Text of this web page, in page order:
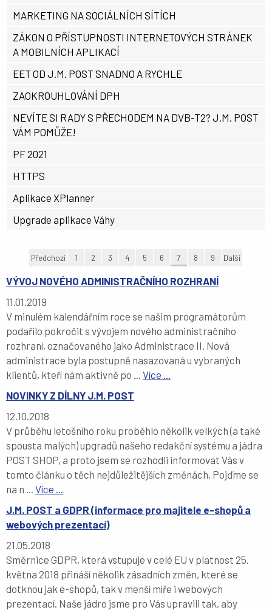
MARKETING NA SOCIÁLNÍCH SÍTÍCH
ZÁKON O PŘÍSTUPNOSTI INTERNETOVÝCH STRÁNEK
A MOBILNÍCH APLIKACÍ
EET OD J.M. POST SNADNO A RYCHLE
ZAOKROUHLOVÁNÍ DPH
NEVÍTE SI RADY S PŘECHODEM NA DVB-T2? J.M. POST
VÁM POMŮŽE!
PF 2021
HTTPS
Aplikace XPlanner
Upgrade aplikace Váhy
Předchozí 1 2 3 4 5 6 7 8 9 Další
VÝVOJ NOVÉHO ADMINISTRAČNÍHO ROZHRANÍ
11.01.2019
V minulém kalendářním roce se našim programátorům
podařilo pokročit s vývojem nového administračního
rozhraní, označovaného jako Administrace II. Nová
administrace byla postupně nasazovaná u vybraných
klientů, kteří nám aktivně po ... Více ...
NOVINKY Z DÍLNY J.M. POST
12.10.2018
V průběhu letošního roku proběhlo několik velkých (a také
spousta malých) upgradů našeho redakční systému a jádra
POST SHOP, a proto jsem se rozhodli informovat Vás v
tomto článku o těch nejdůležitějších změnách. Pojďme se
na n ... Více ...
J.M. POST a GDPR (informace pro majitele e-shopů a
webových prezentací)
21.05.2018
Směrnice GDPR, která vstupuje v celé EU v platnost 25.
května 2018 přináší několik zásadních změn, které se
dotknou jak e-shopů, tak v menší míře i webových
prezentací. Naše jádro jsme pro Vás upravili tak, aby